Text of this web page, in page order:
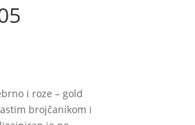
i roze – gold
brojčanikom i